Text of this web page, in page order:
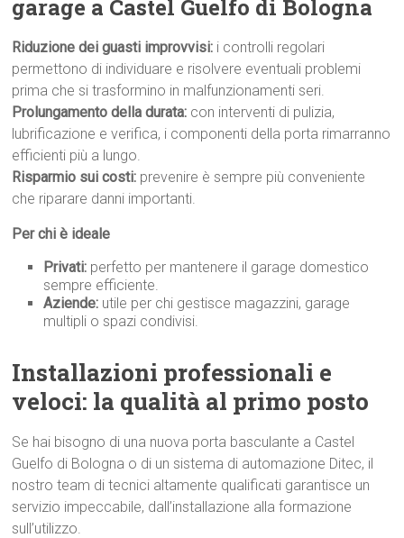
garage a Castel Guelfo di Bologna
Riduzione dei guasti improvvisi: i controlli regolari
permettono di individuare e risolvere eventuali problemi
prima che si trasformino in malfunzionamenti seri.
Prolungamento della durata: con interventi di pulizia,
lubrificazione e verifica, i componenti della porta rimarranno
efficienti più a lungo.
Risparmio sui costi: prevenire è sempre più conveniente
che riparare danni importanti.
Per chi è ideale
Privati: perfetto per mantenere il garage domestico
sempre efficiente.
Aziende: utile per chi gestisce magazzini, garage
multipli o spazi condivisi.
Installazioni professionali e
veloci: la qualità al primo posto
Se hai bisogno di una nuova porta basculante a Castel
Guelfo di Bologna o di un sistema di automazione Ditec, il
nostro team di tecnici altamente qualificati garantisce un
servizio impeccabile, dall’installazione alla formazione
sull’utilizzo.